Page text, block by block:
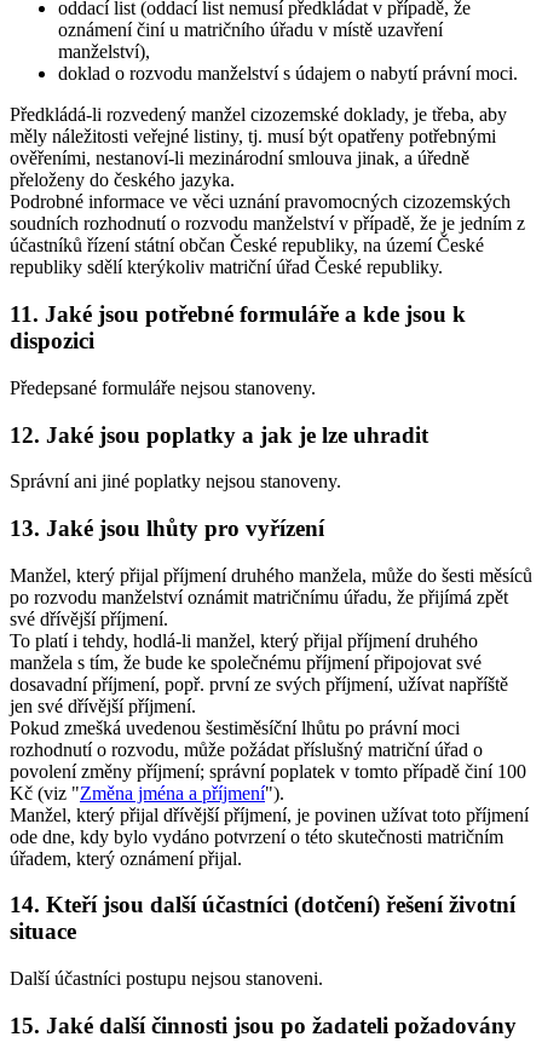
oddací list (oddací list nemusí předkládat v případě, že
oznámení činí u matričního úřadu v místě uzavření
manželství),
doklad o rozvodu manželství s údajem o nabytí právní moci.
Předkládá-li rozvedený manžel cizozemské doklady, je třeba, aby
měly náležitosti veřejné listiny, tj. musí být opatřeny potřebnými
ověřeními, nestanoví-li mezinárodní smlouva jinak, a úředně
přeloženy do českého jazyka.
Podrobné informace ve věci uznání pravomocných cizozemských
soudních rozhodnutí o rozvodu manželství v případě, že je jedním z
účastníků řízení státní občan České republiky, na území České
republiky sdělí kterýkoliv matriční úřad České republiky.
11. Jaké jsou potřebné formuláře a kde jsou k
dispozici
Předepsané formuláře nejsou stanoveny.
12. Jaké jsou poplatky a jak je lze uhradit
Správní ani jiné poplatky nejsou stanoveny.
13. Jaké jsou lhůty pro vyřízení
Manžel, který přijal příjmení druhého manžela, může do šesti měsíců
po rozvodu manželství oznámit matričnímu úřadu, že přijímá zpět
své dřívější příjmení.
To platí i tehdy, hodlá-li manžel, který přijal příjmení druhého
manžela s tím, že bude ke společnému příjmení připojovat své
dosavadní příjmení, popř. první ze svých příjmení, užívat napříště
jen své dřívější příjmení.
Pokud zmešká uvedenou šestiměsíční lhůtu po právní moci
rozhodnutí o rozvodu, může požádat příslušný matriční úřad o
povolení změny příjmení; správní poplatek v tomto případě činí 100
Kč (viz "Změna jména a příjmení").
Manžel, který přijal dřívější příjmení, je povinen užívat toto příjmení
ode dne, kdy bylo vydáno potvrzení o této skutečnosti matričním
úřadem, který oznámení přijal.
14. Kteří jsou další účastníci (dotčení) řešení životní
situace
Další účastníci postupu nejsou stanoveni.
15. Jaké další činnosti jsou po žadateli požadovány